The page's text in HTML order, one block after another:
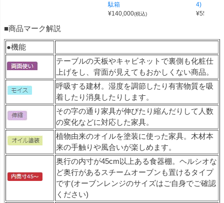
駄箱
¥140,000(税込)
4)
¥55,000
■商品マーク解説
●機能
テーブルの天板やキャビネットで裏側も化粧仕
上げをし、背面が見えてもおかしくない商品。
呼吸する建材。湿度を調節したり有害物質を吸
着したり消臭したりします。
その字の通り家具が伸びたり縮んだりして人数
の変化などに対応した家具。
植物由来のオイルを塗装に使った家具。木材本
来の手触りや風合いが楽しめます。
奥行の内寸が45cm以上ある食器棚。ヘルシオな
ど奥行があるスチームオーブンも置けるタイプ
です(オーブンレンジのサイズはご自身でご確認
ください)